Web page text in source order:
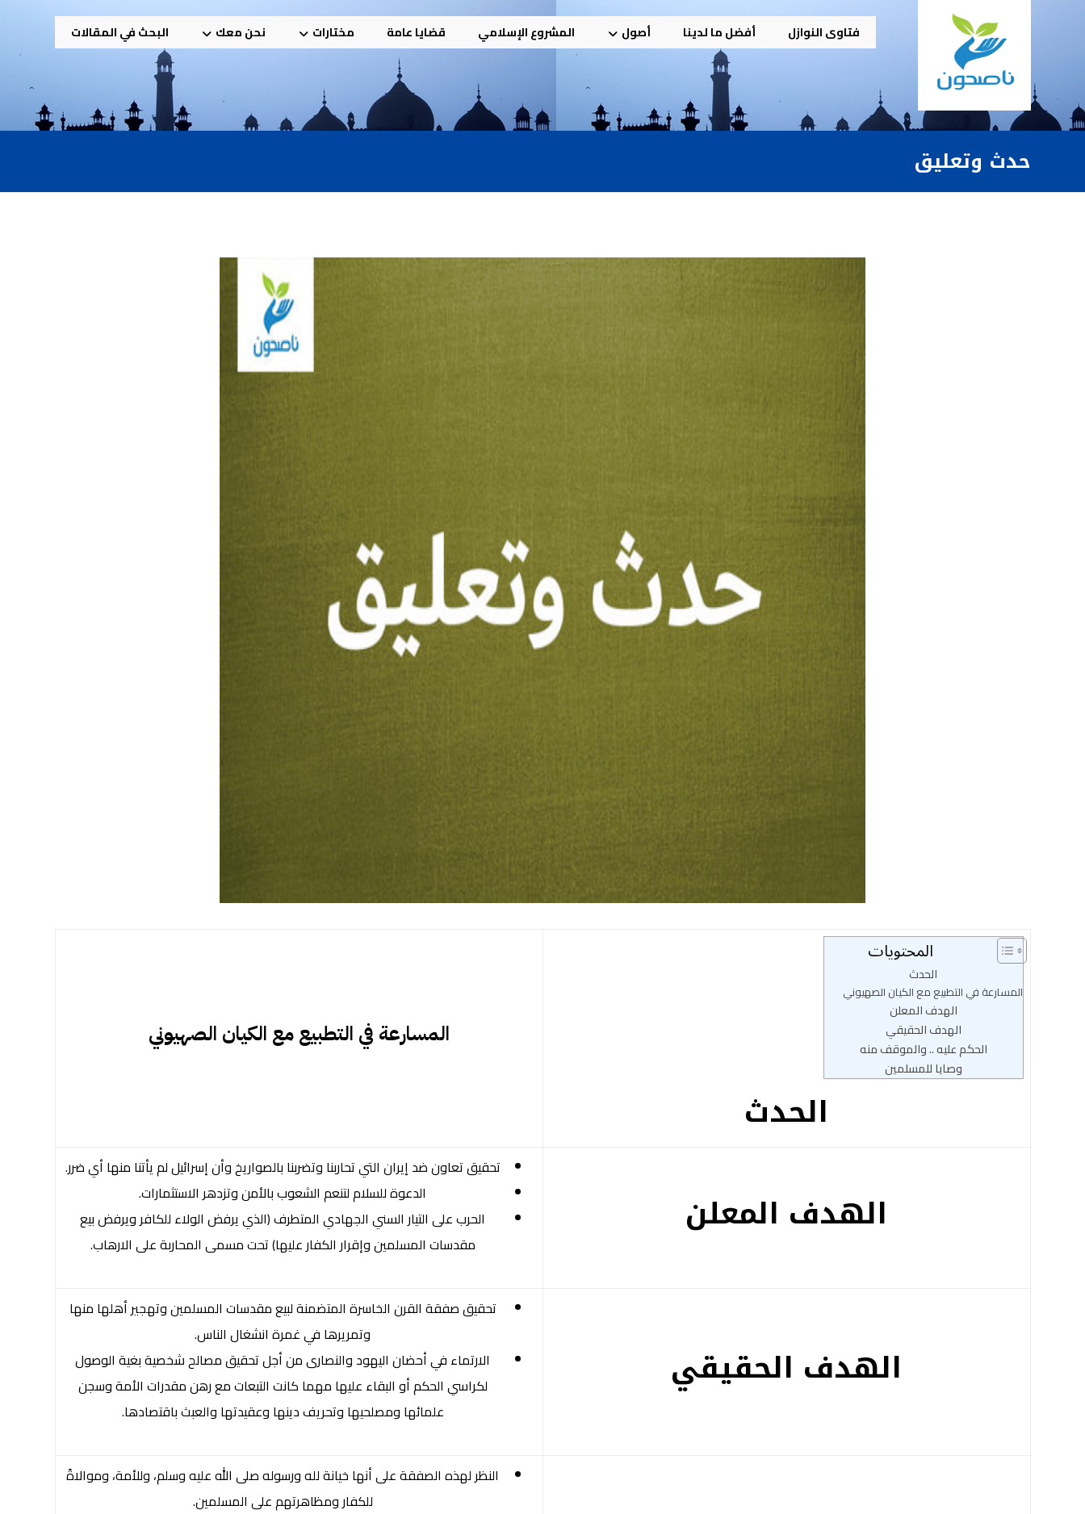
فتاوى النوازل أفضل ما لدينا أصول المشروع الإسلامي قضايا عامة مختارات نحن معك البحث في المقالات
حدث وتعليق
المحتويات
الحدث
المسارعة في التطبيع مع الكيان الصهيوني
الهدف المعلن
الهدف الحقيقي
الحكم عليه .. والموقف منه
وصايا للمسلمين
الحدث
المسارعة في التطبيع مع الكيان الصهيوني
الهدف المعلن
تحقيق تعاون ضد إيران التي تحاربنا وتضربنا بالصواريخ وأن إسرائيل لم يأتنا منها أي ضرر.
الدعوة للسلام لتنعم الشعوب بالأمن وتزدهر الاستثمارات.
الحرب على التيار السني الجهادي المتطرف (الذي يرفض الولاء للكافر ويرفض بيع
مقدسات المسلمين وإقرار الكفار عليها) تحت مسمى المحاربة على الارهاب.
الهدف الحقيقي
تحقيق صفقة القرن الخاسرة المتضمنة لبيع مقدسات المسلمين وتهجير أهلها منها
وتمريرها في غمرة انشغال الناس.
الارتماء في أحضان اليهود والنصارى من أجل تحقيق مصالح شخصية بغية الوصول
لكراسي الحكم أو البقاء عليها مهما كانت التبعات مع رهن مقدرات الأمة وسجن
علمائها ومصلحيها وتحريف دينها وعقيدتها والعبث باقتصادها.
النظر لهذه الصفقة على أنها خيانة لله ورسوله صلى الله عليه وسلم، وللأمة، وموالاةً
للكفار ومظاهرتهم على المسلمين.